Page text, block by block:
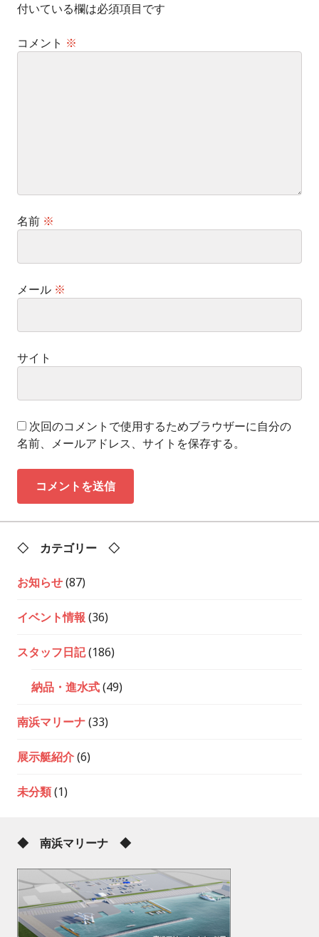
付いている欄は必須項目です
コメント ※
名前 ※
メール ※
サイト
次回のコメントで使用するためブラウザーに自分の
名前、メールアドレス、サイトを保存する。
◇ カテゴリー ◇
お知らせ(87)
イベント情報 (36)
スタッフ日記(186)
納品・進水式(49)
南浜マリーナ(33)
展示艇紹介(6)
未分類(1)
◆ 南浜マリーナ ◆